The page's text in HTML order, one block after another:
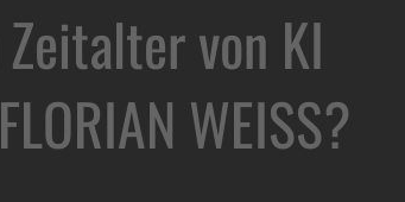
von KI
WEISS?